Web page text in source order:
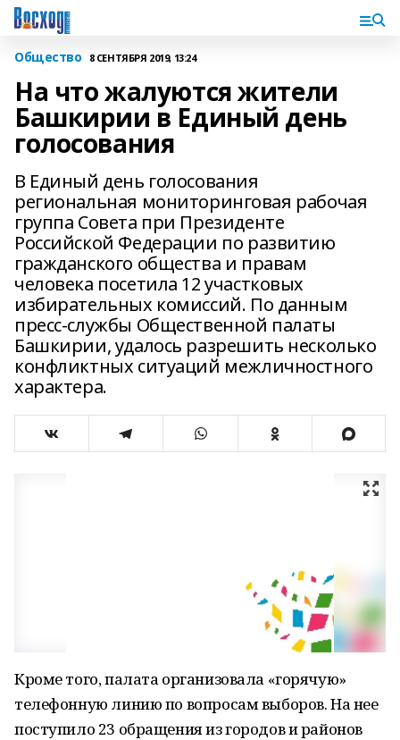
Общество 8 СЕНТЯБРЯ 2019, 13:24
На что жалуются жители
Башкирии в Единый день
голосования
В Единый день голосования
региональная мониторинговая рабочая
группа Совета при Президенте
Российской Федерации по развитию
гражданского общества и правам
человека посетила 12 участковых
избирательных комиссий. По данным
пресс-службы Общественной палаты
Башкирии, удалось разрешить несколько
конфликтных ситуаций межличностного
характера.
Кроме того, палата организовала «горячую»
телефонную линию по вопросам выборов. На нее
поступило 23 обращения из городов и районов